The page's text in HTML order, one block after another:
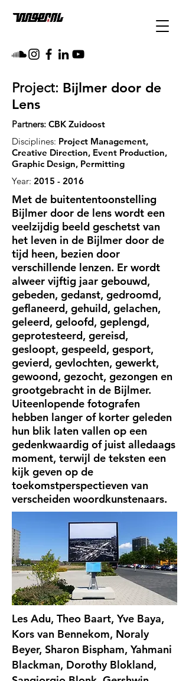
Project: Bijlmer door de
Lens
Partners: CBK Zuidoost
Disciplines: Project Management,
Creative Direction, Event Production,
Graphic Design, Permitting
Year: 2015 - 2016
Met de buitententoonstelling
Bijlmer door de lens wordt een
veelzijdig beeld geschetst van
het leven in de Bijlmer door de
tijd heen, bezien door
verschillende lenzen. Er wordt
alweer vijftig jaar gebouwd,
gebeden, gedanst, gedroomd,
geflaneerd, gehuild, gelachen,
geleerd, geloofd, geplengd,
geprotesteerd, gereisd,
gesloopt, gespeeld, gesport,
gevierd, gevlochten, gewerkt,
gewoond, gezocht, gezongen en
grootgebracht in de Bijlmer.
Uiteenlopende fotografen
hebben langer of korter geleden
hun blik laten vallen op een
gedenkwaardig of juist alledaags
moment, terwijl de teksten een
kijk geven op de
toekomstperspectieven van
verscheiden woordkunstenaars.
Les Adu, Theo Baart, Yve Baya,
Kors van Bennekom, Noraly
Beyer, Sharon Bispham, Yahmani
Blackman, Dorothy Blokland,